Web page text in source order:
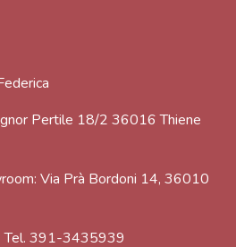
Pertile 18/2 36016 Thiene
Via Prà Bordoni 14, 36010
Tel. 391-3435939